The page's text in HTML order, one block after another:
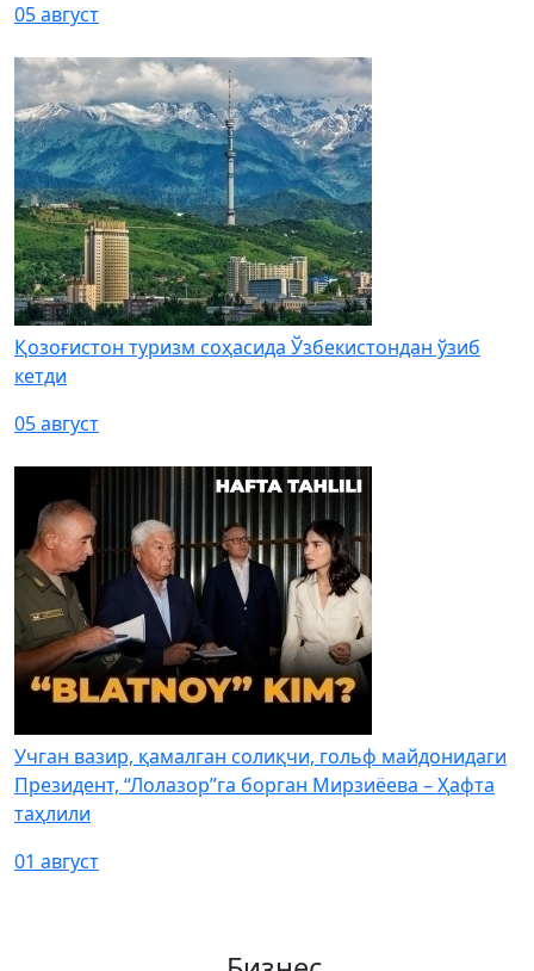
05 август
Қозоғистон туризм соҳасида Ўзбекистондан ўзиб
кетди
05 август
Учган вазир, қамалган солиқчи, гольф майдонидаги
Президент, “Лолазор”га борган Мирзиёева – Ҳафта
таҳлили
01 август